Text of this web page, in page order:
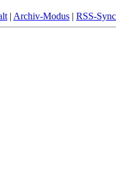
| Archiv-Modus | RSS-